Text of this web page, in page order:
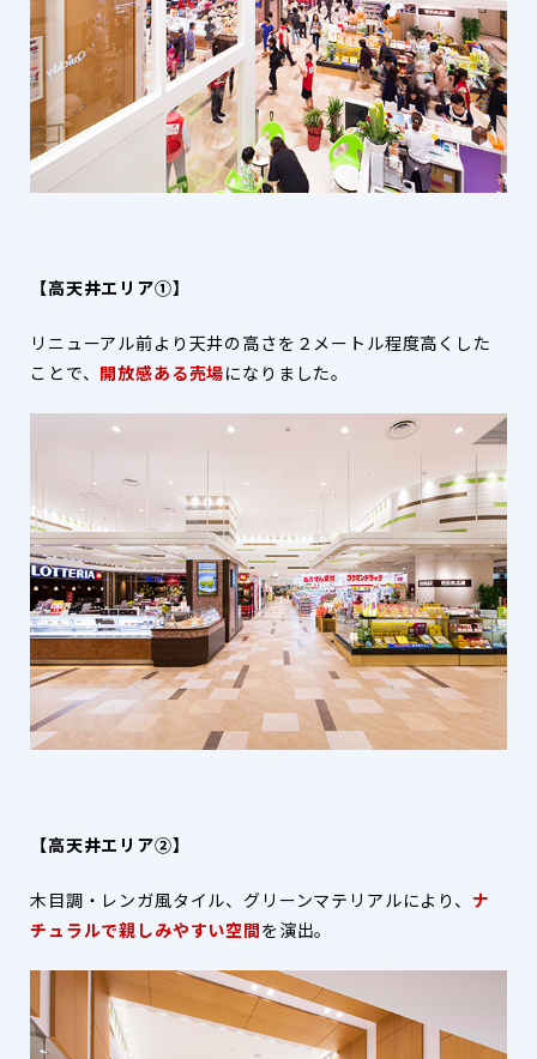
【高天井エリア①】
リニューアル前より天井の高さを２メートル程度高くした
ことで、 開放感ある売場になりました。
【高天井エリア②】
木目調・レンガ風タイル、グリーンマテリアルにより、 ナ
チュラルで親しみやすい空間を演出。